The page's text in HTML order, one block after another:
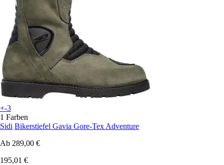
+-3
1 Farben
Sidi Bikerstiefel Gavia Gore-Tex Adventure
Ab 289,00 €
195,01 €